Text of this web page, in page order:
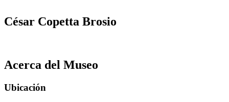
César Copetta Brosio
Acerca del Museo
Ubicación